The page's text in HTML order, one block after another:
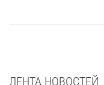
ЛЕНТА НОВОСТЕЙ